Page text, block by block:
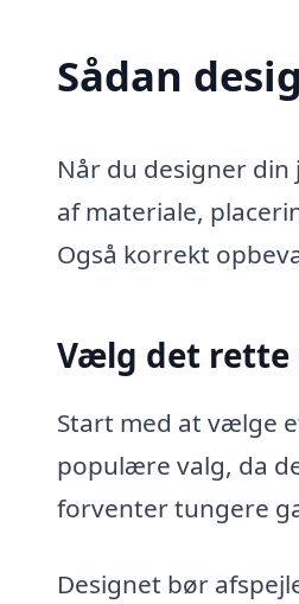
Sådan
Når du designer
af materiale,
Også korrekt
Vælg det rette
Start med at vælge
populære valg, da
forventer tungere
Designet bør